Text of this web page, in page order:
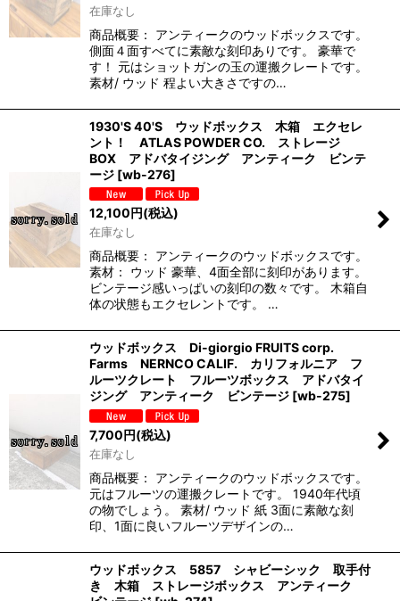
在庫なし
商品概要： アンティークのウッドボックスです。
側面４面すべてに素敵な刻印ありです。 豪華で
す！ 元はショットガンの玉の運搬クレートです。
素材/ ウッド 程よい大きさですの…
1930'S 40'S ウッドボックス 木箱 エクセレ
ント！ ATLAS POWDER CO. ストレージ
BOX アドバタイジング アンティーク ビンテ
ージ [wb-276]
12,100円(税込)
在庫なし
商品概要： アンティークのウッドボックスです。
素材： ウッド 豪華、4面全部に刻印があります。
ビンテージ感いっぱいの刻印の数々です。 木箱自
体の状態もエクセレントです。 …
ウッドボックス Di-giorgio FRUITS corp.
Farms NERNCO CALIF. カリフォルニア フ
ルーツクレート フルーツボックス アドバタイ
ジング アンティーク ビンテージ [wb-275]
7,700円(税込)
在庫なし
商品概要： アンティークのウッドボックスです。
元はフルーツの運搬クレートです。 1940年代頃
の物でしょう。 素材/ ウッド 紙 3面に素敵な刻
印、1面に良いフルーツデザインの…
ウッドボックス 5857 シャビーシック 取手付
き 木箱 ストレージボックス アンティーク